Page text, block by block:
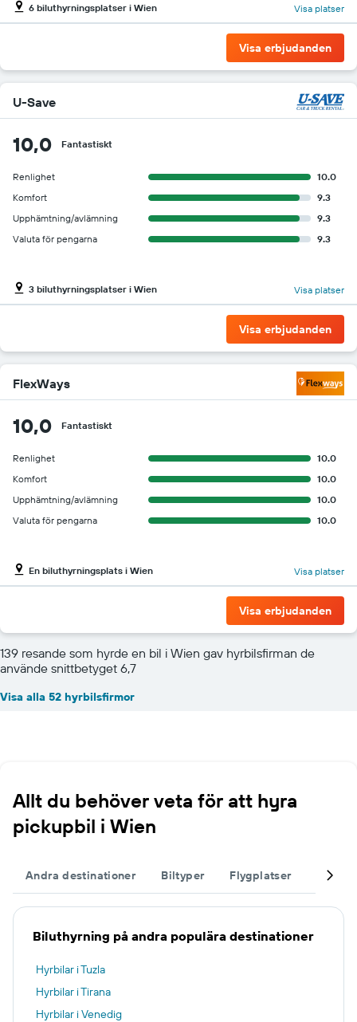
6 biluthyrningsplatser i Wien Visa platser
Visa erbjudanden
U-Save
10,0 Fantastiskt
Renlighet
10.0
Komfort
9.3
Upphämtning/avlämning
9.3
Valuta för pengarna
9.3
3 biluthyrningsplatser i Wien Visa platser
Visa erbjudanden
FlexWays
10,0 Fantastiskt
Renlighet
10.0
Komfort
10.0
Upphämtning/avlämning
10.0
Valuta för pengarna
10.0
En biluthyrningsplats i Wien Visa platser
Visa erbjudanden
139 resande som hyrde en bil i Wien gav hyrbilsfirman de
använde snittbetyget 6,7
Visa alla 52 hyrbilsfirmor
Allt du behöver veta för att hyra
pickupbil i Wien
Andra destinationer Biltyper Flygplatser
Biluthyrning på andra populära destinationer
Hyrbilar i Tuzla
Hyrbilar i Tirana
Hyrbilar i Venedig